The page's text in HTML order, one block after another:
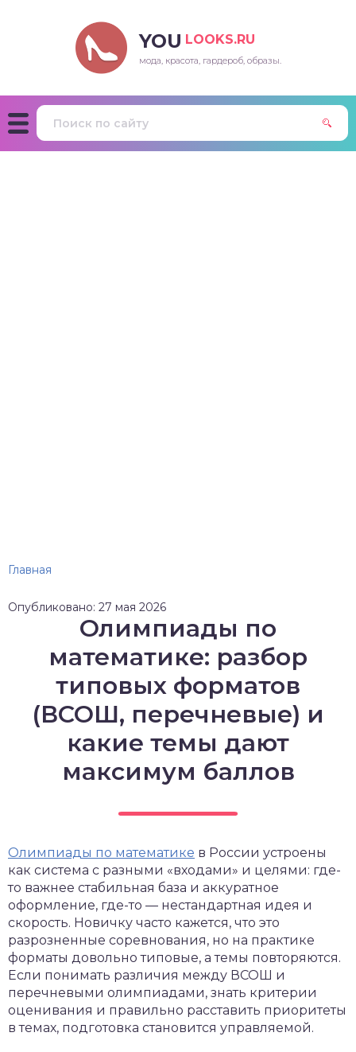
YOU LOOKS.RU
мода, красота, гардероб, образы.
Главная
Опубликовано: 27 мая 2026
Олимпиады по
математике: разбор
типовых форматов
(ВСОШ, перечневые) и
какие темы дают
максимум баллов
Олимпиады по математике в России устроены
как система с разными «входами» и целями: где-
то важнее стабильная база и аккуратное
оформление, где-то — нестандартная идея и
скорость. Новичку часто кажется, что это
разрозненные соревнования, но на практике
форматы довольно типовые, а темы повторяются.
Если понимать различия между ВСОШ и
перечневыми олимпиадами, знать критерии
оценивания и правильно расставить приоритеты
в темах, подготовка становится управляемой.